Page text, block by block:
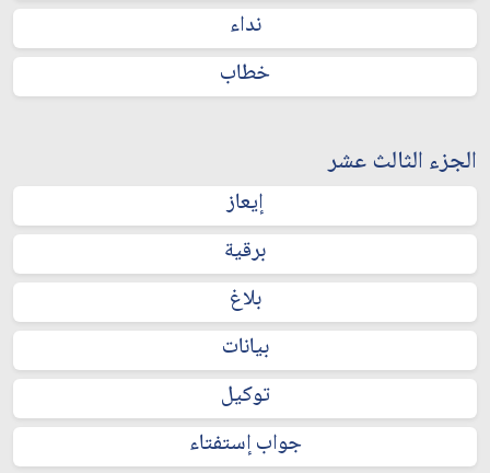
نداء
خطاب
الجزء الثالث عشر
إيعاز
برقية
بلاغ
بيانات
توكيل
جواب إستفتاء